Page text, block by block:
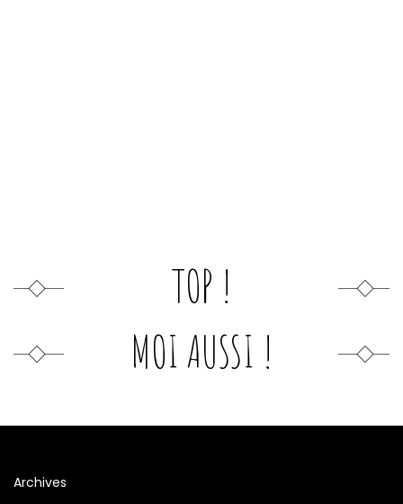
TOP !
MOI AUSSI !
Archives